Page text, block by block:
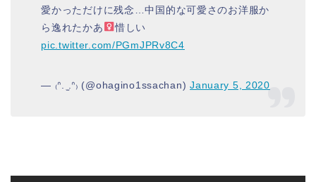
愛かっただけに残念…中国的な可愛さのお洋服か
ら逸れたかあ‍
惜しい
pic.twitter.com/PGmJPRv8C4
— ₍ᐢ. ̫.ᐢ₎ (@ohagino1ssachan)January 5, 2020